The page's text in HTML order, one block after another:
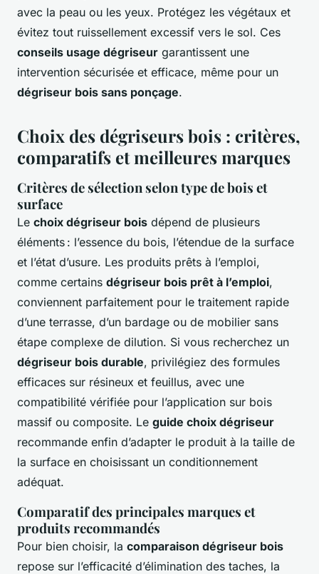
avec la peau ou les yeux. Protégez les végétaux et
évitez tout ruissellement excessif vers le sol. Ces
conseils usage dégriseur garantissent une
intervention sécurisée et efficace, même pour un
dégriseur bois sans ponçage.
Choix des dégriseurs bois : critères,
comparatifs et meilleures marques
Critères de sélection selon type de bois et
surface
Le choix dégriseur bois dépend de plusieurs
éléments : l’essence du bois, l’étendue de la surface
et l’état d’usure. Les produits prêts à l’emploi,
comme certains dégriseur bois prêt à l’emploi,
conviennent parfaitement pour le traitement rapide
d’une terrasse, d’un bardage ou de mobilier sans
étape complexe de dilution. Si vous recherchez un
dégriseur bois durable, privilégiez des formules
efficaces sur résineux et feuillus, avec une
compatibilité vérifiée pour l’application sur bois
massif ou composite. Le guide choix dégriseur
recommande enfin d’adapter le produit à la taille de
la surface en choisissant un conditionnement
adéquat.
Comparatif des principales marques et
produits recommandés
Pour bien choisir, la comparaison dégriseur bois
repose sur l’efficacité d’élimination des taches, la